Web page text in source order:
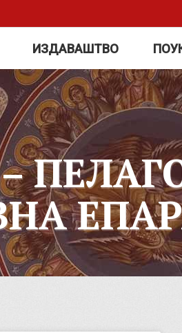
ИЗДАВАШТВО